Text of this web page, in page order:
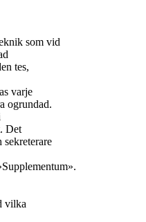
som vid
tes,
varje
ogrundad.
Det
sekreterare
vilka